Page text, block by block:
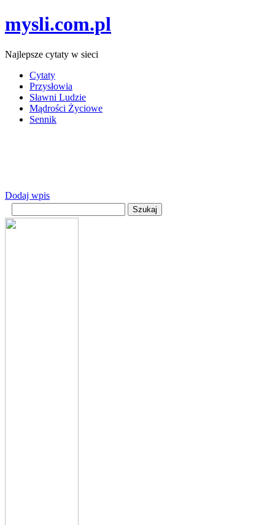
mysli.com.pl
Najlepsze cytaty w sieci
Cytaty
Przysłowia
Sławni Ludzie
Mądrości Życiowe
Sennik
Dodaj wpis